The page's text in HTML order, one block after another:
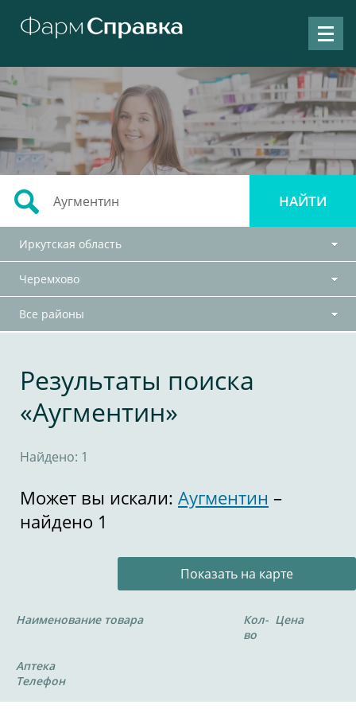
Иркутская область
Черемхово
Все районы
Результаты поиска
«Аугментин»
Найдено: 1
Может вы искали: Аугментин –
найдено 1
Показать на карте
Наименование товара
Кол-
во
Цена
Аптека
Телефон